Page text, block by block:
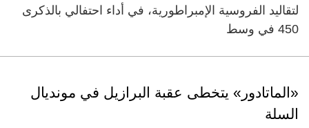
لتقاليد الفروسية الإمبراطورية، في أداء احتفالي بالذكرى
450 في وسط
«الماتادور» يتخطى عقبة البرازيل في مونديال
السلة